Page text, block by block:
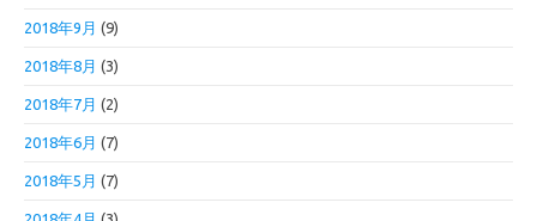
2018年9月 (9)
2018年8月 (3)
2018年7月 (2)
2018年6月 (7)
2018年5月 (7)